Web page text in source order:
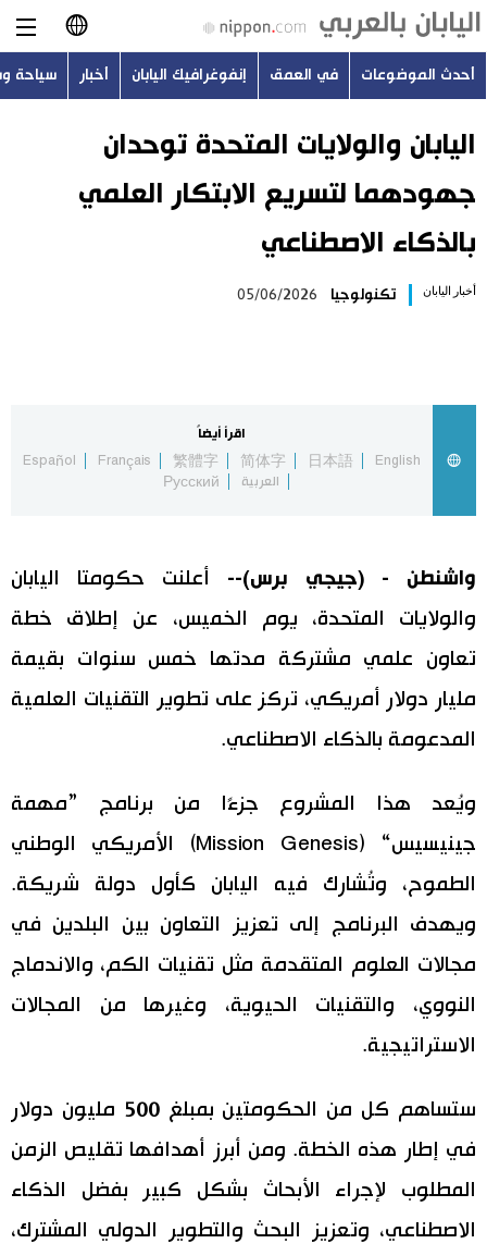
日本語
English
简体字
أحدث الموضوعات
سياحة وسفر
اليابان في فيديو
مانغا وأنيمي
الأقسام
تجارب وآراء
سياسة
اقتصاد
ثقافة
لايف ستايل
اللغة اليابانية
موسوعة اليابان
هو وهي
المطبخ الياباني
تواصل معنا
أحدث الموضوعات في العمق إنفوغرافيك اليابان أخبار سياحة
اليابان والولايات المتحدة توحدان
جهودهما لتسريع الابتكار العلمي
بالذكاء الاصطناعي
أخبار اليابان تكنولوجيا 05/06/2026
اقرأ أيضاً
English
日本語
简体字
繁體字
Français
Español
العربية
Русский
واشنطن - (جيجي برس)-- أعلنت حكومتا اليابان
والولايات المتحدة، يوم الخميس، عن إطلاق خطة
تعاون علمي مشتركة مدتها خمس سنوات بقيمة
مليار دولار أمريكي، تركز على تطوير التقنيات العلمية
المدعومة بالذكاء الاصطناعي.
ويُعد هذا المشروع جزءًا من برنامج ”مهمة
جينيسيس“ (Mission Genesis) الأمريكي الوطني
الطموح، وتُشارك فيه اليابان كأول دولة شريكة.
ويهدف البرنامج إلى تعزيز التعاون بين البلدين في
مجالات العلوم المتقدمة مثل تقنيات الكم، والاندماج
النووي، والتقنيات الحيوية، وغيرها من المجالات
الاستراتيجية.
ستساهم كل من الحكومتين بمبلغ 500 مليون دولار
في إطار هذه الخطة. ومن أبرز أهدافها تقليص الزمن
المطلوب لإجراء الأبحاث بشكل كبير بفضل الذكاء
الاصطناعي، وتعزيز البحث والتطوير الدولي المشترك،